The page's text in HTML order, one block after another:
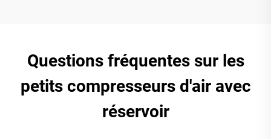
Questions fréquentes sur les
petits compresseurs d'air avec
réservoir